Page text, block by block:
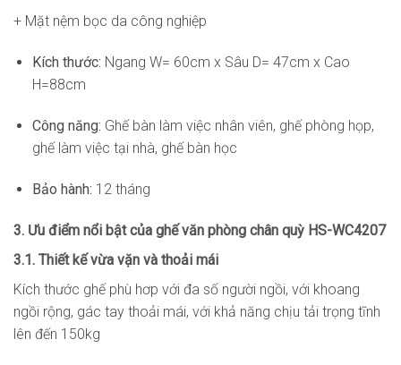
+ Mặt nệm bọc da công nghiệp
Kích thước: Ngang W= 60cm x Sâu D= 47cm x Cao
H=88cm
Công năng: Ghế bàn làm việc nhân viên, ghế phòng họp,
ghế làm việc tại nhà, ghế bàn học
Bảo hành: 12 tháng
3. Ưu điểm nổi bật của ghế văn phòng chân quỳ HS-WC4207
3.1. Thiết kế vừa vặn và thoải mái
Kích thước ghế phù hơp với đa số người ngồi, với khoang
ngồi rộng, gác tay thoải mái, với khả năng chịu tải trọng tĩnh
lên đến 150kg